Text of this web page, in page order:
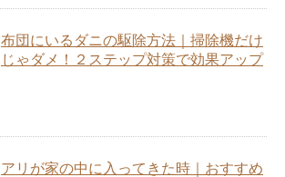
布団にいるダニの駆除方法｜掃除機だけ
じゃダメ！２ステップ対策で効果アップ
アリが家の中に入ってきた時｜おすすめ